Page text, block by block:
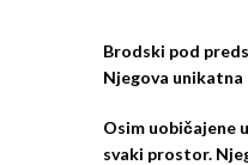
Brodski pod
Njegova
Osim uobičajene
svaki prostor.